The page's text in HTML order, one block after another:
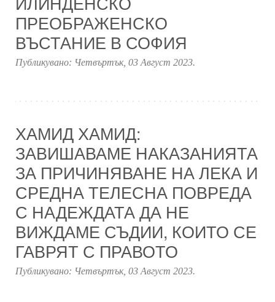
ПРЕОБРАЖЕНСКО
ВЪСТАНИЕ В СОФИЯ
Публикувано: Четвъртък, 03 Август 2023.
ХАМИД ХАМИД:
ЗАВИШАВАМЕ НАКАЗАНИЯТА
ЗА ПРИЧИНЯВАНЕ НА ЛЕКА И
СРЕДНА ТЕЛЕСНА ПОВРЕДА
С НАДЕЖДАТА ДА НЕ
ВИЖДАМЕ СЪДИИ, КОИТО СЕ
ГАВРЯТ С ПРАВОТО
Публикувано: Четвъртък, 03 Август 2023.